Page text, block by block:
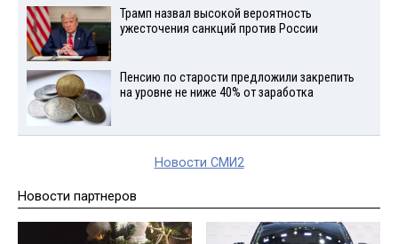
Трамп назвал высокой вероятность
ужесточения санкций против России
Пенсию по старости предложили закрепить
на уровне не ниже 40% от заработка
Новости СМИ2
Новости партнеров